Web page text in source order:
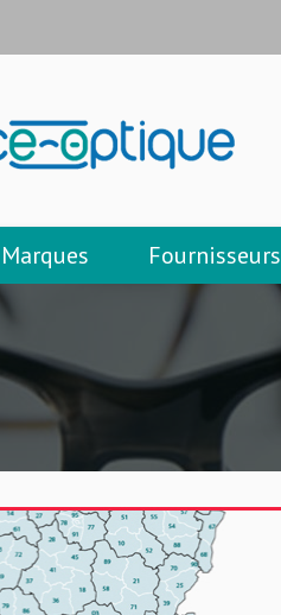
Marques Fournisseurs